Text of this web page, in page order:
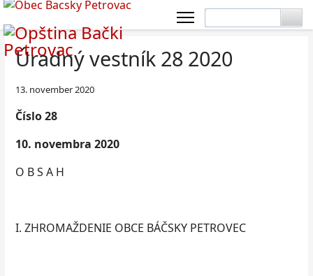
Úradný vestník 28 2020
13. november 2020
Číslo28
10. novembra 2020
O B S A H
I. ZHROMAŽDENIE OBCE BÁČSKY PETROVEC